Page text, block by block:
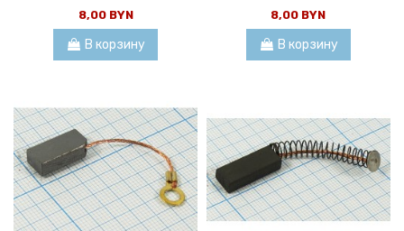
8,00 BYN
В корзину
8,00 BYN
В корзину